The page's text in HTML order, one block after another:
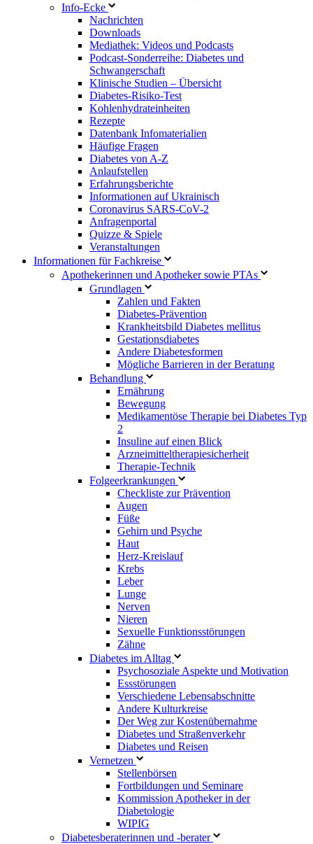
Info-Ecke
Nachrichten
Downloads
Mediathek: Videos und Podcasts
Podcast-Sonderreihe: Diabetes und
Schwangerschaft
Klinische Studien – Übersicht
Diabetes-Risiko-Test
Kohlenhydrateinheiten
Rezepte
Datenbank Infomaterialien
Häufige Fragen
Diabetes von A-Z
Anlaufstellen
Erfahrungsberichte
Informationen auf Ukrainisch
Coronavirus SARS-CoV-2
Anfragenportal
Quizze & Spiele
Veranstaltungen
Informationen für Fachkreise
Apothekerinnen und Apotheker sowie PTAs
Grundlagen
Zahlen und Fakten
Diabetes-Prävention
Krankheitsbild Diabetes mellitus
Gestationsdiabetes
Andere Diabetesformen
Mögliche Barrieren in der Beratung
Behandlung
Ernährung
Bewegung
Medikamentöse Therapie bei Diabetes Typ
2
Insuline auf einen Blick
Arzneimitteltherapie­sicherheit
Therapie-Technik
Fol­ge­er­kran­kun­gen
Checkliste zur Prävention
Augen
Füße
Gehirn und Psyche
Haut
Herz-Kreislauf
Krebs
Leber
Lunge
Nerven
Nieren
Sexuelle Funktionsstörungen
Zähne
Diabetes im Alltag
Psychosoziale Aspekte und Motivation
Essstörungen
Verschiedene Lebensabschnitte
Andere Kulturkreise
Der Weg zur Kostenübernahme
Diabetes und Straßenverkehr
Diabetes und Reisen
Vernetzen
Stellenbörsen
Fortbildungen und Seminare
Kommission Apotheker in der
Diabetologie
WIPIG
Diabetesberaterinnen und -berater